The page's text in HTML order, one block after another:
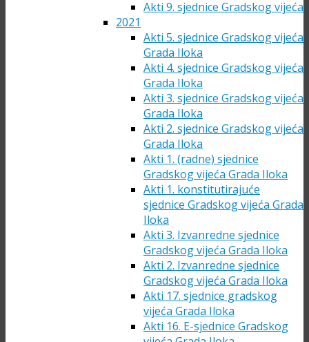
Akti 9. sjednice Gradskog vijeća
2021
Akti 5. sjednice Gradskog vijeća
Grada Iloka
Akti 4. sjednice Gradskog vijeća
Grada Iloka
Akti 3. sjednice Gradskog vijeća
Grada Iloka
Akti 2. sjednice Gradskog vijeća
Grada Iloka
Akti 1. (radne) sjednice
Gradskog vijeća Grada Iloka
Akti 1. konstitutirajuće
sjednice Gradskog vijeća Grada
Iloka
Akti 3. Izvanredne sjednice
Gradskog vijeća Grada Iloka
Akti 2. Izvanredne sjednice
Gradskog vijeća Grada Iloka
Akti 17. sjednice gradskog
vijeća Grada Iloka
Akti 16. E-sjednice Gradskog